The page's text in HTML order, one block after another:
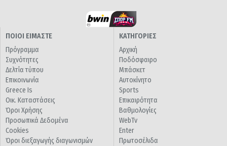
ΠΟΙΟΙ ΕΙΜΑΣΤΕ
Πρόγραμμα
Συχνότητες
Δελτία τύπου
Επικοινωνία
Greece Is
Οικ. Καταστάσεις
Όροι Χρήσης
Προσωπικά Δεδομένα
Cookies
Όροι διεξαγωγής διαγωνισμών
ΚΑΤΗΓΟΡΙΕΣ
Αρχική
Ποδόσφαιρο
Μπάσκετ
Αυτοκίνητο
Sports
Επικαιρότητα
Βαθμολογίες
WebTv
Enter
Πρωτοσέλιδα